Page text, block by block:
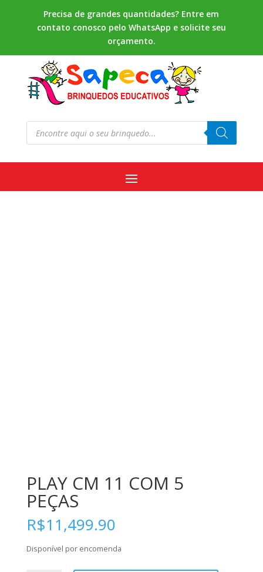
Precisa de grandes quantidades? Entre em
contato conosco pelo WhatsApp e solicite seu
orçamento.
Pesquisar
produtos
PLAY CM 11 COM 5
PEÇAS
R$11,499.90
Disponível por encomenda